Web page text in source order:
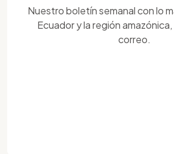
Nuestro boletín semanal con lo
Ecuador y la región
correo.